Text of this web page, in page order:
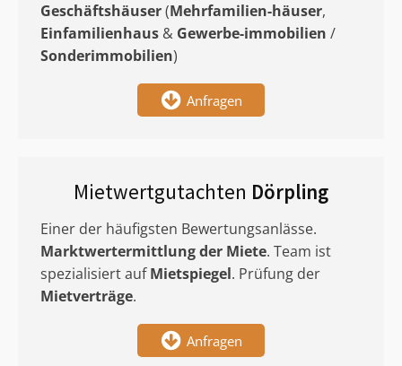
Geschäftshäuser(Mehrfamilien-häuser,
Einfamilienhaus & Gewerbe-immobilien /
Sonderimmobilien)
Anfragen
Mietwertgutachten Dörpling
Einer der häufigsten Bewertungsanlässe.
Marktwertermittlungder Miete. Team ist
spezialisiert aufMietspiegel. Prüfung der
Mietverträge.
Anfragen